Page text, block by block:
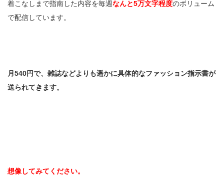
着こなしまで指南した内容を毎週なんと5万文字程度のボリューム
で配信しています。
月540円で、雑誌などよりも遥かに具体的なファッション指示書が
送られてきます。
想像してみてください。